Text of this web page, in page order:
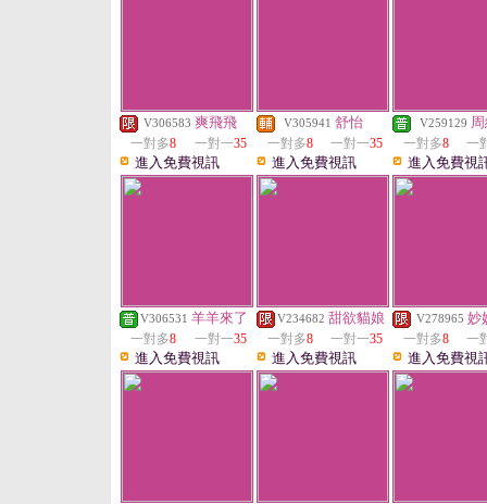
V306583 爽飛飛
一對多8 一對一35
進入免費視訊
V305941 舒怡
一對多8 一對一35
進入免費視訊
V259129
一對多8 一
進入免費視
V306531 羊羊來了
一對多8 一對一35
進入免費視訊
V234682 甜欲貓娘
一對多8 一對一35
進入免費視訊
V278965 妙
一對多8 一
進入免費視